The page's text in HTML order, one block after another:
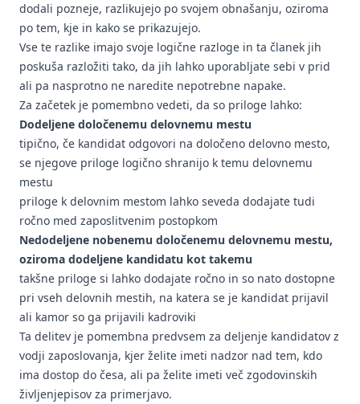
dodali pozneje, razlikujejo po svojem obnašanju, oziroma
po tem, kje in kako se prikazujejo.
Vse te razlike imajo svoje logične razloge in ta članek jih
poskuša razložiti tako, da jih lahko uporabljate sebi v prid
ali pa nasprotno ne naredite nepotrebne napake.
Za začetek je pomembno vedeti, da so priloge lahko:
Dodeljene določenemu delovnemu mestu
tipično, če kandidat odgovori na določeno delovno mesto,
se njegove priloge logično shranijo k temu delovnemu
mestu
priloge k delovnim mestom lahko seveda dodajate tudi
ročno med zaposlitvenim postopkom
Nedodeljene nobenemu določenemu delovnemu mestu,
oziroma dodeljene kandidatu kot takemu
takšne priloge si lahko dodajate ročno in so nato dostopne
pri vseh delovnih mestih, na katera se je kandidat prijavil
ali kamor so ga prijavili kadroviki
Ta delitev je pomembna predvsem za deljenje kandidatov z
vodji zaposlovanja, kjer želite imeti nadzor nad tem, kdo
ima dostop do česa, ali pa želite imeti več zgodovinskih
življenjepisov za primerjavo.